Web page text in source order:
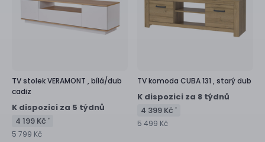
TV stolekVERAMONT ,bílá/dub
cadiz
K dispozici za 5 týdnů
4 199 Kč *
5 799 Kč
TV komoda CUBA 131 ,starý dub
K dispozici za 8 týdnů
4 399 Kč *
5 499 Kč